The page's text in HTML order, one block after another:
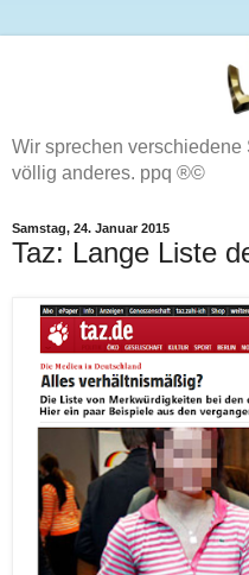
Wir sprechen
völlig anderes. ppq ®©
Samstag, 24. Januar 2015
Taz: Lange Liste